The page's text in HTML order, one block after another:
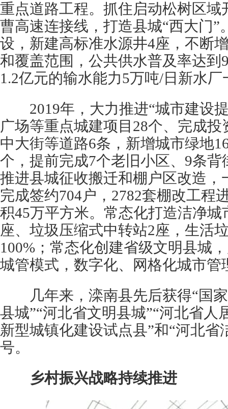
重点道路工程。抓住启动松树区域
曹高速连接线，打造县城“西大门”
设，新建高标准水源井4座，不断
和覆盖范围，公共供水普及率达到
1.2亿元的输水能力5万吨/日新水厂
2019年，大力推进“城市建设提
广场等重点城建项目28个、完成投
中大街等道路6条，新增城市绿地
个，提前完成7个老旧小区、9条
推进县城征收搬迁和棚户区改造，
完成签约704户，2782套棚改工程
积45万平方米。常态化打造洁净城
座、垃圾压缩式中转站2座，生活
100%；常态化创建省级文明县城
城管模式，数字化、网格化城市管
几年来，滦南县先后获得“国家
县城”“河北省文明县城”“河北省人
新型城镇化建设试点县”和“河北省
号。
乡村振兴战略持续推进